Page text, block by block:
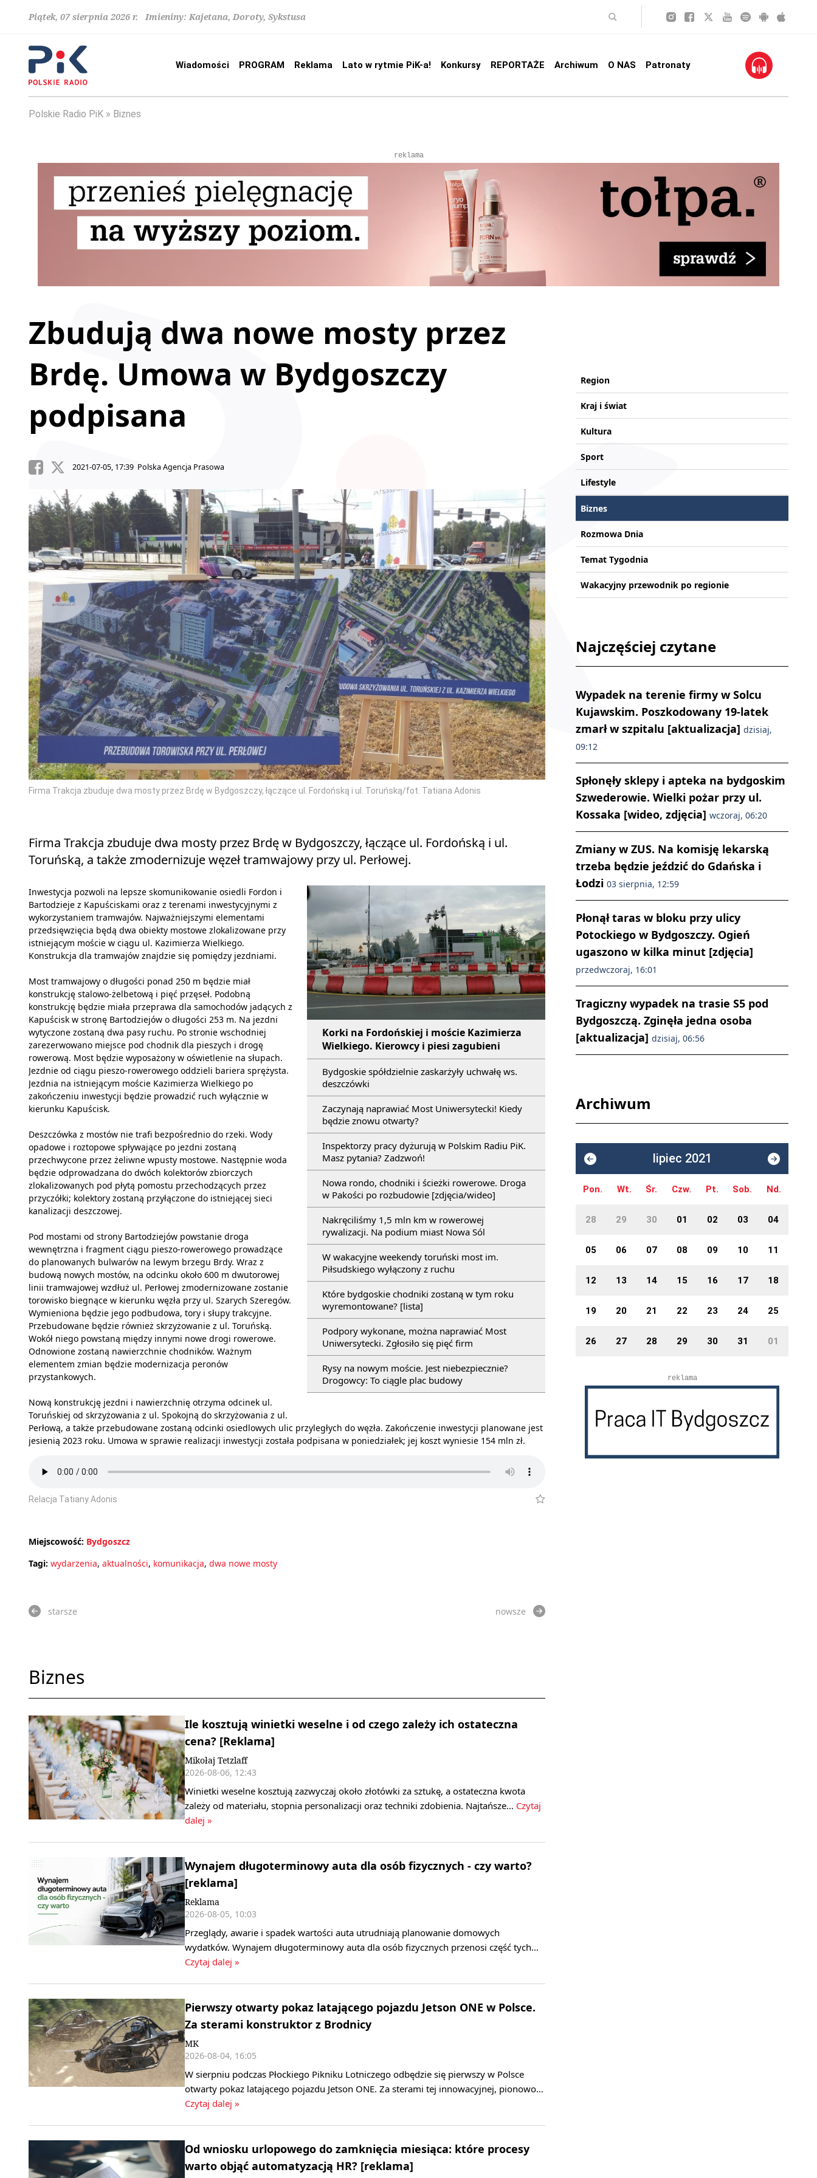
Piątek, 07 sierpnia 2026 r. Imieniny: Kajetana, Doroty, Sykstusa
Wiadomości PROGRAM Reklama Lato w rytmie PiK-a! Konkursy REPORTAŻE Archiwum O NAS Patronaty
Polskie Radio PiK Biznes
reklama
Zbudują dwa nowe mosty przez
Brdę. Umowa w Bydgoszczy
podpisana
2021-07-05, 17:39 Polska Agencja Prasowa
Firma Trakcja zbuduje dwa mosty przez Brdę w Bydgoszczy, łączące ul. Fordońską i ul. Toruńską/fot. Tatiana Adonis Firma Trakcja zbuduje dwa mosty przez Brdę w Bydgoszczy,
Firma Trakcja zbuduje dwa mosty przez Brdę w Bydgoszczy, łączące ul. Fordońską i ul.
Toruńską, a także zmodernizuje węzeł tramwajowy przy ul. Perłowej.
Korki na Fordońskiej i moście Kazimierza
Wielkiego. Kierowcy i piesi zagubieni
Bydgoskie spółdzielnie zaskarżyły uchwałę ws.
deszczówki
Zaczynają naprawiać Most Uniwersytecki! Kiedy
będzie znowu otwarty?
Inspektorzy pracy dyżurują w Polskim Radiu PiK.
Masz pytania? Zadzwoń!
Nowa rondo, chodniki i ścieżki rowerowe. Droga
w Pakości po rozbudowie [zdjęcia/wideo]
Nakręciliśmy 1,5 mln km w rowerowej
rywalizacji. Na podium miast Nowa Sól
W wakacyjne weekendy toruński most im.
Piłsudskiego wyłączony z ruchu
Które bydgoskie chodniki zostaną w tym roku
wyremontowane? [lista]
Podpory wykonane, można naprawiać Most
Uniwersytecki. Zgłosiło się pięć firm
Rysy na nowym moście. Jest niebezpiecznie?
Drogowcy: To ciągle plac budowy
Inwestycja pozwoli na lepsze skomunikowanie osiedli Fordon i
Bartodzieje z Kapuściskami oraz z terenami inwestycyjnymi z
wykorzystaniem tramwajów. Najważniejszymi elementami
przedsięwzięcia będą dwa obiekty mostowe zlokalizowane przy
istniejącym moście w ciągu ul. Kazimierza Wielkiego.
Konstrukcja dla tramwajów znajdzie się pomiędzy jezdniami.
Most tramwajowy o długości ponad 250 m będzie miał
konstrukcję stalowo-żelbetową i pięć przęseł. Podobną
konstrukcję będzie miała przeprawa dla samochodów jadących z
Kapuścisk w stronę Bartodziejów o długości 253 m. Na jezdni
wytyczone zostaną dwa pasy ruchu. Po stronie wschodniej
zarezerwowano miejsce pod chodnik dla pieszych i drogę
rowerową. Most będzie wyposażony w oświetlenie na słupach.
Jezdnie od ciągu pieszo-rowerowego oddzieli bariera sprężysta.
Jezdnia na istniejącym moście Kazimierza Wielkiego po
zakończeniu inwestycji będzie prowadzić ruch wyłącznie w
kierunku Kapuścisk.
Deszczówka z mostów nie trafi bezpośrednio do rzeki. Wody
opadowe i roztopowe spływające po jezdni zostaną
przechwycone przez żeliwne wpusty mostowe. Następnie woda
będzie odprowadzana do dwóch kolektorów zbiorczych
zlokalizowanych pod płytą pomostu przechodzących przez
przyczółki; kolektory zostaną przyłączone do istniejącej sieci
kanalizacji deszczowej.
Pod mostami od strony Bartodziejów powstanie droga
wewnętrzna i fragment ciągu pieszo-rowerowego prowadzące
do planowanych bulwarów na lewym brzegu Brdy. Wraz z
budową nowych mostów, na odcinku około 600 m dwutorowej
linii tramwajowej wzdłuż ul. Perłowej zmodernizowane zostanie
torowisko biegnące w kierunku węzła przy ul. Szarych Szeregów.
Wymieniona będzie jego podbudowa, tory i słupy trakcyjne.
Przebudowane będzie również skrzyżowanie z ul. Toruńską.
Wokół niego powstaną między innymi nowe drogi rowerowe.
Odnowione zostaną nawierzchnie chodników. Ważnym
elementem zmian będzie modernizacja peronów
przystankowych.
Nową konstrukcję jezdni i nawierzchnię otrzyma odcinek ul.
Toruńskiej od skrzyżowania z ul. Spokojną do skrzyżowania z ul.
Perłową, a także przebudowane zostaną odcinki osiedlowych ulic przyległych do węzła. Zakończenie inwestycji planowane jest
jesienią 2023 roku. Umowa w sprawie realizacji inwestycji została podpisana w poniedziałek; jej koszt wyniesie 154 mln zł.
Relacja Tatiany Adonis
Miejscowość: Bydgoszcz
Tagi: wydarzenia, aktualności, komunikacja, dwa nowe mosty
starsze nowsze
Biznes
Ile kosztują winietki weselne i od czego zależy ich ostateczna
cena? [Reklama]
Mikołaj Tetzlaff
2026-08-06, 12:43
Winietki weselne kosztują zazwyczaj około złotówki za sztukę, a ostateczna kwota
zależy od materiału, stopnia personalizacji oraz techniki zdobienia. Najtańsze… Czytaj
dalej »
Wynajem długoterminowy auta dla osób fizycznych - czy warto?
[reklama]
Reklama
2026-08-05, 10:03
Przeglądy, awarie i spadek wartości auta utrudniają planowanie domowych
wydatków. Wynajem długoterminowy auta dla osób fizycznych przenosi część tych…
Czytaj dalej »
Pierwszy otwarty pokaz latającego pojazdu Jetson ONE w Polsce.
Za sterami konstruktor z Brodnicy
MK
2026-08-04, 16:05
W sierpniu podczas Płockiego Pikniku Lotniczego odbędzie się pierwszy w Polsce
otwarty pokaz latającego pojazdu Jetson ONE. Za sterami tej innowacyjnej, pionowo…
Czytaj dalej »
Od wniosku urlopowego do zamknięcia miesiąca: które procesy
warto objąć automatyzacją HR? [reklama]
Region
Kraj i świat
Kultura
Sport
Lifestyle
Biznes
Rozmowa Dnia
Temat Tygodnia
Wakacyjny przewodnik po regionie
Najczęściej czytane
Wypadek na terenie firmy w Solcu
Kujawskim. Poszkodowany 19-latek
zmarł w szpitalu [aktualizacja] dzisiaj,
09:12
Spłonęły sklepy i apteka na bydgoskim
Szwederowie. Wielki pożar przy ul.
Kossaka [wideo, zdjęcia] wczoraj, 06:20
Zmiany w ZUS. Na komisję lekarską
trzeba będzie jeździć do Gdańska i
Łodzi 03 sierpnia, 12:59
Płonął taras w bloku przy ulicy
Potockiego w Bydgoszczy. Ogień
ugaszono w kilka minut [zdjęcia]
przedwczoraj, 16:01
Tragiczny wypadek na trasie S5 pod
Bydgoszczą. Zginęła jedna osoba
[aktualizacja] dzisiaj, 06:56
Archiwum
lipiec 2021
Pon. Wt. Śr. Czw. Pt. Sob. Nd.
28 29 30 01 02 03 04
05 06 07 08 09 10 11
12 13 14 15 16 17 18
19 20 21 22 23 24 25
26 27 28 29 30 31 01
reklama